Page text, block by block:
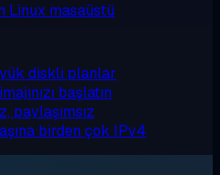
Linux masaüstü
diskli planlar
başlatın
paylaşımsız
birden çok IPv4